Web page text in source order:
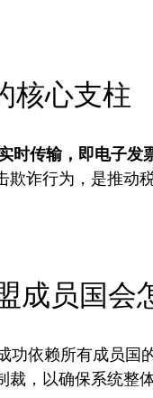
核心支柱
时传输，即电子发
诈行为，是推动
成员国会
功依赖所有成员
，以确保系统整体